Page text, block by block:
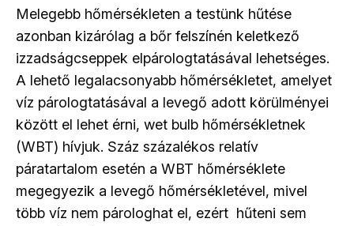
Melegebb hőmérsékleten a testünk hűtése
azonban kizárólag a bőr felszínén keletkező
izzadságcseppek elpárologtatásával lehetséges.
A lehető legalacsonyabb hőmérsékletet, amelyet
víz párologtatásával a levegő adott körülményei
között el lehet érni, wet bulb hőmérsékletnek
(WBT) hívjuk. Száz százalékos relatív
páratartalom esetén a WBT hőmérséklete
megegyezik a levegő hőmérsékletével, mivel
több víz nem párologhat el, ezért hűteni sem